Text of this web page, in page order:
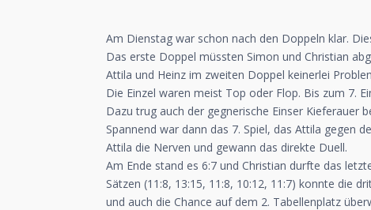
Am Dienstag war schon nach den Doppeln klar.
Das erste Doppel müssten Simon und Christian
Attila und Heinz im zweiten Doppel keinerlei
Die Einzel waren meist Top oder Flop. Bis zum 7.
Dazu trug auch der gegnerische Einser Kieferauer
Spannend war dann das 7. Spiel, das Attila gegen
Attila die Nerven und gewann das direkte Duell.
Am Ende stand es 6:7 und Christian durfte das
Sätzen (11:8, 13:15, 11:8, 10:12, 11:7) konnte die
und auch die Chance auf dem 2. Tabellenplatz